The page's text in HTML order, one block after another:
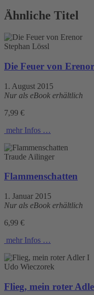
Ähnliche Titel
Stephan Lössl
Die Feuer von Erenor
1. August 2015
Nur als eBook erhältlich
7,99 €
mehr Infos …
Traude Ailinger
Flammenschatten
1. Januar 2015
Nur als eBook erhältlich
6,99 €
mehr Infos …
Udo Wieczorek
Flieg, mein roter